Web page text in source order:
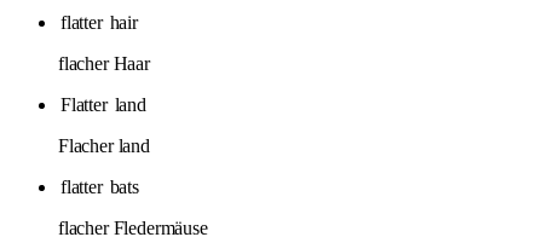
flatter hair
flacher Haar
Flatter land
Flacher land
flatter bats
flacher Fledermäuse